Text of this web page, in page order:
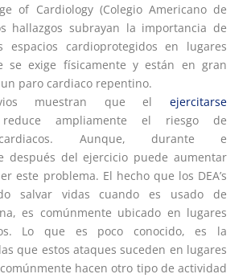
of Cardiology (Colegio Americano de
hallazgos subrayan la importancia de
espacios cardioprotegidos en lugares
se exige físicamente y están en gran
paro cardiaco repentino.
muestran que el ejercitarse
ampliamente el riesgo de
Aunque, durante e
después del ejercicio puede aumentar
este problema. El hecho que los DEA’s
salvar vidas cuando es usado de
es comúnmente ubicado en lugares
Lo que es poco conocido, es la
que estos ataques suceden en lugares
hacen otro tipo de actividad